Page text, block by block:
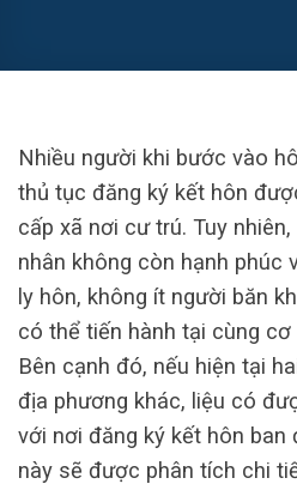
Nhiều người khi bước vào
thủ tục đăng ký kết hôn
cấp xã nơi cư trú. Tuy
nhân không còn hạnh phúc
ly hôn, không ít người băn
có thể tiến hành tại cùng cơ
Bên cạnh đó, nếu hiện tại
địa phương khác, liệu có
với nơi đăng ký kết hôn ban
này sẽ được phân tích chi